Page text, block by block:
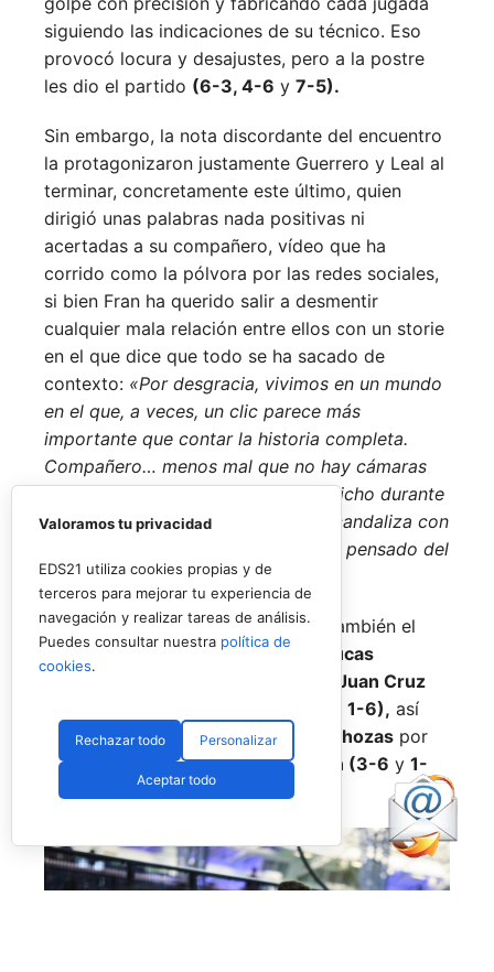
siguiendo las indicaciones de su técnico. Eso
provocó locura y desajustes, pero a la postre
les dio el partido (6-3, 4-6 y 7-5).
Sin embargo, la nota discordante del encuentro
la protagonizaron justamente Guerrero y Leal al
terminar, concretamente este último, quien
dirigió unas palabras nada positivas ni
acertadas a su compañero, vídeo que ha
corrido como la pólvora por las redes sociales,
si bien Fran ha querido salir a desmentir
cualquier mala relación entre ellos con un storie
en el que dice que todo se ha sacado de
contexto: «Por desgracia, vivimos en un mundo
en el que, a veces, un clic parece más
importante que contar la historia completa.
Compañero… menos mal que no hay cámaras
grabando todo lo que nos hemos dicho durante
estos años, porque si alguno se escandaliza con
esto, no quiero imaginar qué habría pensado del
resto».Juzguen ustedes mismos.
En otro orden de cosas, destacar también el
asalto sufrido porJavi Garrido
Lucas
Juan Cruz
1-6), así
como el deJavi Barahonay Álex Chozas por
parte de
David GalayEnzo Jensen (3-6 y 1-
6).
Valoramos tu privacidad
EDS21 utiliza cookies propias y de
terceros para mejorar tu experiencia de
navegación y realizar tareas de análisis.
Puedes consultar nuestra política de
cookies.
Rechazar todo Personalizar
Aceptar todo